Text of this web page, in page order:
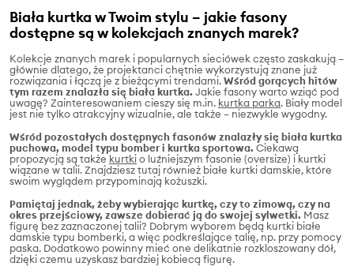
Biała kurtka w Twoim stylu – jakie fasony
dostępne są w kolekcjach znanych marek?
Kolekcje znanych marek i popularnych sieciówek często zaskakują –
głównie dlatego, że projektanci chętnie wykorzystują znane już
rozwiązania i łączą je z bieżącymi trendami.Wśród gorących hitów
tym razem znalazła się biała kurtka.Jakie fasony warto wziąć pod
uwagę? Zainteresowaniem cieszy się m.in. kurtka parka. Biały model
jest nie tylko atrakcyjny wizualnie, ale także – niezwykle wygodny.
Wśród pozostałych dostępnych fasonów znalazły się biała kurtka
puchowa, model typu bomber i kurtka sportowa.Ciekawą
propozycją są także kurtkio luźniejszym fasonie (oversize) i kurtki
wiązane w talii. Znajdziesz tutaj również białe kurtki damskie, które
swoim wyglądem przypominają kożuszki.
Pamiętaj jednak, żeby wybierając kurtkę, czy to zimową, czy na
okres przejściowy, zawsze dobierać ją do swojej sylwetki. Masz
figurę bez zaznaczonej talii? Dobrym wyborem będą kurtki białe
damskie typu bomberki, a więc podkreślające talię, np. przy pomocy
paska. Dodatkowo powinny mieć one delikatnie rozkloszowany dół,
dzięki czemu uzyskasz bardziej kobiecą figurę.